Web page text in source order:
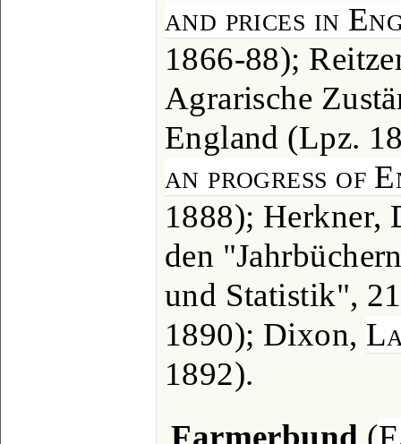
and prices in
1866-88);
Agrarische
England (Lpz.
an progress of
1888); Herkner,
den
und Statistik",
1890); Dixon,
1892).
Farmerbund (